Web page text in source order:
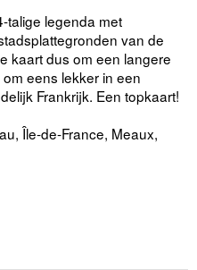
talige legenda met
van de
kaart dus om een langere
eens lekker in een
Frankrijk. Een topkaart!
Île-de-France, Meaux,